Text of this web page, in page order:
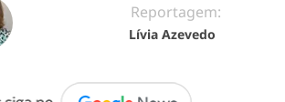
Reportagem:
Lívia Azevedo